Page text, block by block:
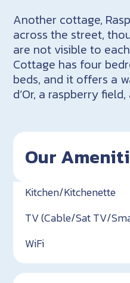
Another cottage,
across the street,
are not visible to
Cottage has four
beds, and it offers a
d’Or, a raspberry
Our
Kitchen/Kitchenette
TV (Cable/Sat TV/
WiFi